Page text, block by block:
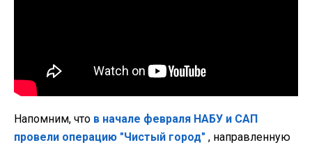
Напомним, что в начале февраля НАБУ и САП
провели операцию "Чистый город" , направленную